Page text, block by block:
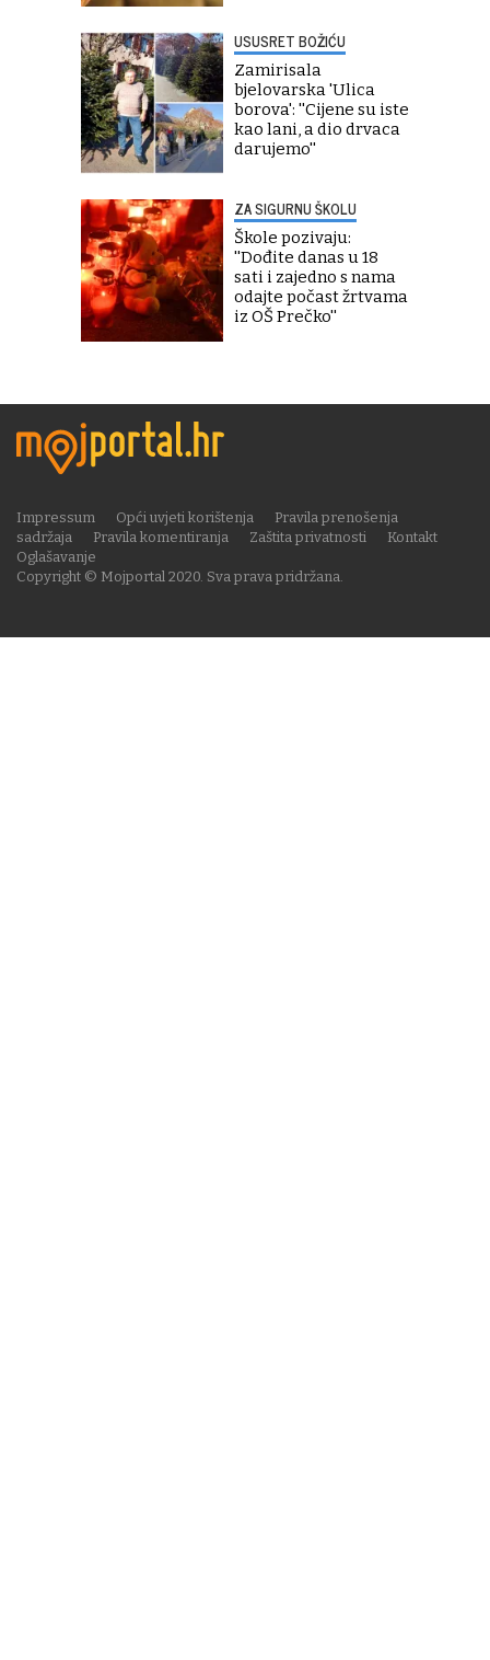
USUSRET BOŽIĆU
Zamirisala
bjelovarska 'Ulica
borova': ''Cijene su iste
kao lani, a dio drvaca
darujemo''
ZA SIGURNU ŠKOLU
Škole pozivaju:
''Dođite danas u 18
sati i zajedno s nama
odajte počast žrtvama
iz OŠ Prečko''
Copyright © Mojportal 2020. Sva prava pridržana.
Impressum Opći uvjeti korištenja
Pravila prenošenja
sadržaja
Pravila komentiranja Zaštita privatnosti
Kontakt
Oglašavanje